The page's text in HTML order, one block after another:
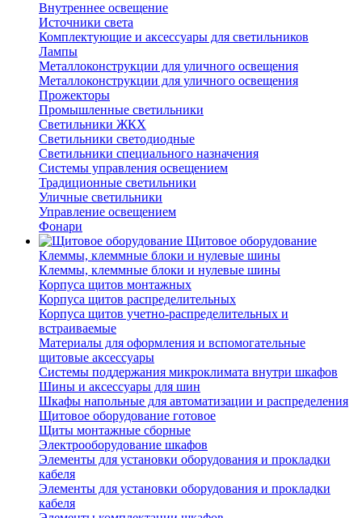
Внутреннее освещение
Источники света
Комплектующие и аксессуары для светильников
Лампы
Металлоконструкции для уличного освещения
Металлоконструкции для уличного освещения
Прожекторы
Промышленные светильники
Светильники ЖКХ
Светильники светодиодные
Светильники специального назначения
Системы управления освещением
Традиционные светильники
Уличные светильники
Управление освещением
Фонари
Щитовое оборудование
Клеммы, клеммные блоки и нулевые шины
Клеммы, клеммные блоки и нулевые шины
Корпуса щитов монтажных
Корпуса щитов распределительных
Корпуса щитов учетно-распределительных и
встраиваемые
Материалы для оформления и вспомогательные
щитовые аксессуары
Системы поддержания микроклимата внутри шкафов
Шины и аксессуары для шин
Шкафы напольные для автоматизации и распределения
Щитовое оборудование готовое
Щиты монтажные сборные
Электрооборудование шкафов
Элементы для установки оборудования и прокладки
кабеля
Элементы для установки оборудования и прокладки
кабеля